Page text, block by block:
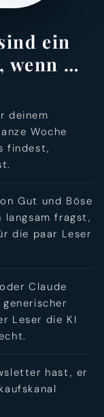
ein
wenn …
deinem
Woche
findest,
Gut und Böse
fragst,
die paar Leser
Claude
Leser die KI
hast, er